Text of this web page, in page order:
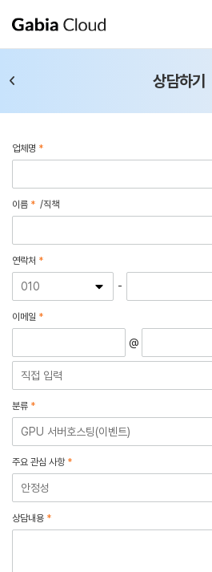
상담하기
업체명 *
이름 * /직책
연락처 *
-
이메일 *
@
분류 *
주요 관심 사항 *
상담내용 *